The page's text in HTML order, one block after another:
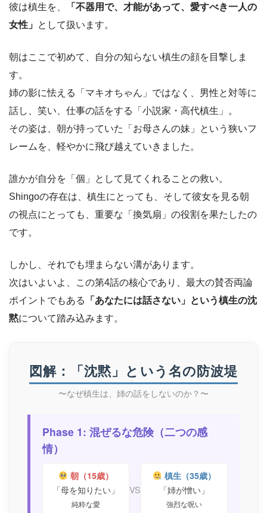
彼は槙生を、
「不器用で、才能があって、愛すべき一人の
女性」 として扱います。
朝はここで初めて、自分の知らない槙生の顔を目撃しま
す。
姉の影に怯える「マキオちゃん」ではなく、男性と対等に
話し、笑い、仕事の話をする「小説家・高代槙生」。
その姿は、朝が持っていた「お母さんの妹」という狭いフ
レームを、軽やかに飛び越えていきました。
誰かが自分を「個」として見てくれることの救い。
Shingoの存在は、槙生にとっても、そして彼女を見る朝
の視点にとっても、重要な「換気扇」の役割を果たしたの
です。
しかし、それでも埋まらない溝があります。
次はいよいよ、この第4話の核心であり、最大の賛否両論
ポイントでもある
「あなたには話さない」という槙生の沈
黙について踏み込みます。
図解：「沈黙」という名の防波堤
〜なぜ槙生は、姉の話をしないのか？〜
Phase 1: 混ぜるな危険（二つの感
情）
朝（15歳）
「母を知りたい」
純粋な愛
VS
槙生（35歳）
「姉が憎い」
強烈な呪い